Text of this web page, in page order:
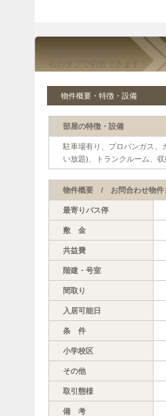
物件の詳細情報は
右のタブで切替できます！
物件概要・特徴・設備
部屋の特徴・設備
駐車場有り、プロパンガス、
い放題)、トランクルーム、
物件概要 / お問合わせ物件
最寄りバス停
敷 金
共益費
階建・号室
間取り
入居可能日
条 件
小学校区
その他
取引態様
備 考